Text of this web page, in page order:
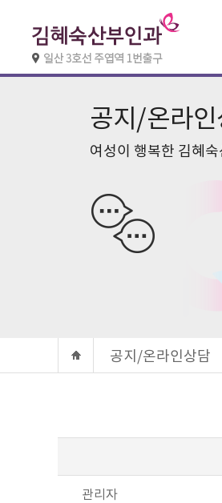
공지/온라
여성이 행복한 김혜
공지/온라인상담
관리자